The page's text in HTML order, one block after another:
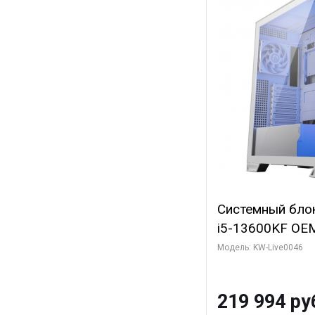
Системный
i5-13600KF
7, C14 8EC/
SSD)
Модель: KW-Live0046
219 994